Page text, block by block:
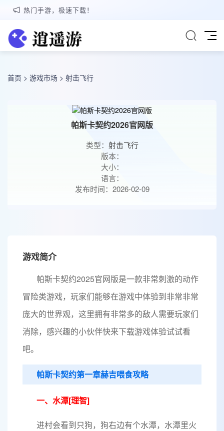
热门手游，极速下载！
首页 > 游戏市场 > 射击飞行
帕斯卡契约2026官网版
类型： 射击飞行
版本：
大小：
语言：
发布时间：2026-02-09
游戏简介
帕斯卡契约2025官网版是一款非常刺激的动作
冒险类游戏，玩家们能够在游戏中体验到非常非常
庞大的世界观，这里拥有非常多的敌人需要玩家们
消除，感兴趣的小伙伴快来下载游戏体验试试看
吧。
帕斯卡契约第一章赫吉喂食攻略
一、水潭[理智]
进村会看到只狗，狗右边有个水潭，水潭里火